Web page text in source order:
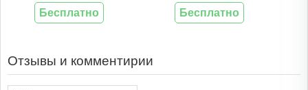
Бесплатно Бесплатно
Отзывы и комментирии